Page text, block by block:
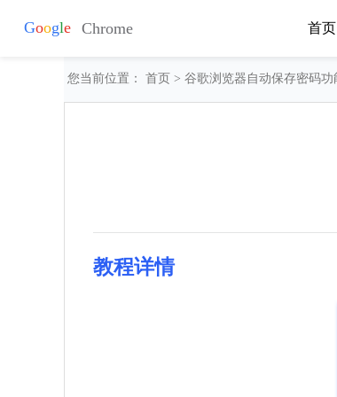
首页
您当前位置： 首页 > 谷歌浏览器自动保存密码
教程详情